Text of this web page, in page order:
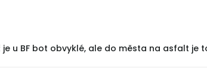
u BF bot obvyklé, ale do města na asfalt je